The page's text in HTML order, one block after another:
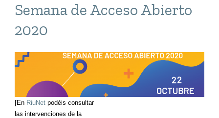
Semana de Acceso Abierto
2020
[En RiuNet podéis consultar
las intervenciones de la